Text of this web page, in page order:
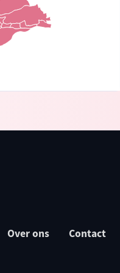
Over ons Contact